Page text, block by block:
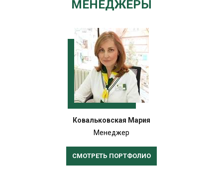
МЕНЕДЖЕРЫ
Ковальковская Мария
Менеджер
СМОТРЕТЬ ПОРТФОЛИО